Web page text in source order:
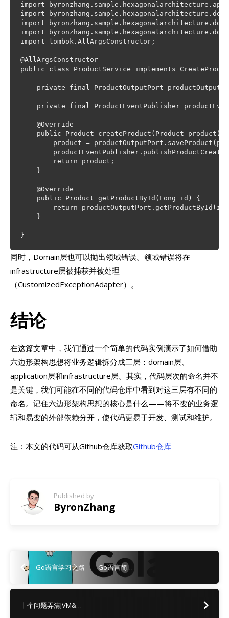
import
import
import
import
import lombok.AllArgsConstructor;
@AllArgsConstructor
public class ProductService implements
private final ProductOutputPort
private final ProductEventPublisher
    @Override
    public Product createProduct(Product product) {
product =
        return product;
    }
    @Override
    public Product getProductById(Long id) {
return
    }
同时，Domain层也可以抛出领域错误。领域错误将在
infrastructure层被捕获并被处理
（CustomizedExceptionAdapter）。
结论
在这篇文章中，我们通过一个简单的代码实例演示了如何借助
六边形架构思想将业务逻辑拆分成三层：domain层、
application层和infrastructure层。其实，代码层次的命名并不
是关键，我们可能在不同的代码仓库中看到对这三层有不同的
命名。记住六边形架构思想的核心是什么——将不变的业务逻
辑和易变的外部依赖分开，使代码更易于开发、测试和维护。
注：本文的代码可从Github仓库获取Github仓库
Published by
ByronZhang
Go语言学习之路——Go语言简…
十个问题弄清JVM&…